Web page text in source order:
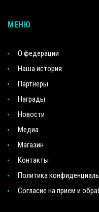
МЕНЮ
О федерации
Наша история
Партнеры
Награды
Новости
Медиа
Магазин
Контакты
Политика
Согласие на прием и